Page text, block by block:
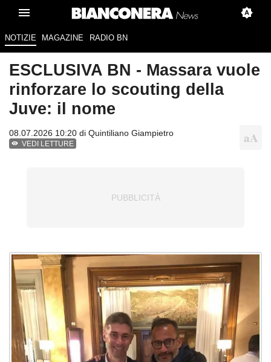
NOTIZIE MAGAZINE RADIO BN
ESCLUSIVA BN - Massara vuole
rinforzare lo scouting della
Juve: il nome
08.07.2026 10:20 di Quintiliano Giampietro
VEDI LETTURE